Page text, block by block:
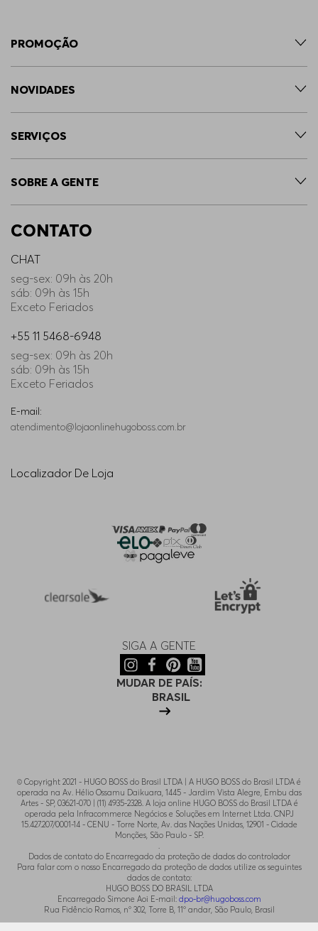
PROMOÇÃO
NOVIDADES
SERVIÇOS
SOBRE A GENTE
CONTATO
CHAT
seg-sex: 09h às 20h
sáb: 09h às 15h
Exceto Feriados
+55 11 5468-6948
seg-sex: 09h às 20h
sáb: 09h às 15h
Exceto Feriados
E-mail:
atendimento@lojaonlinehugoboss.com.br
Localizador De Loja
SIGA A GENTE
MUDAR DE PAÍS:
BRASIL
© Copyright 2021 - HUGO BOSS do Brasil LTDA | A HUGO BOSS do Brasil LTDA é
operada na Av. Hélio Ossamu Daikuara, 1445 - Jardim Vista Alegre, Embu das
Artes - SP, 03621-070 | (11) 4935-2328. A loja online HUGO BOSS do Brasil LTDA é
operada pela Infracommerce Negócios e Soluções em Internet Ltda. CNPJ
15.427.207/0001-14 - CENU - Torre Norte, Av. das Nações Unidas, 12901 - Cidade
Monções, São Paulo - SP.
.
Dados de contato do Encarregado da proteção de dados do controlador
Para falar com o nosso Encarregado da proteção de dados utilize os seguintes
dados de contato:
HUGO BOSS DO BRASIL LTDA
Encarregado Simone Aoi E-mail: dpo-br@hugoboss.com
Rua Fidêncio Ramos, n° 302, Torre B, 11° andar, São Paulo, Brasil